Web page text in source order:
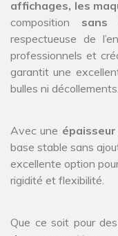
affichages, les
composition sans
respectueuse de
professionnels et
garantit une
bulles ni décollements.
Avec une
base stable sans
excellente option
rigidité et flexibilité.
Que ce soit pour des